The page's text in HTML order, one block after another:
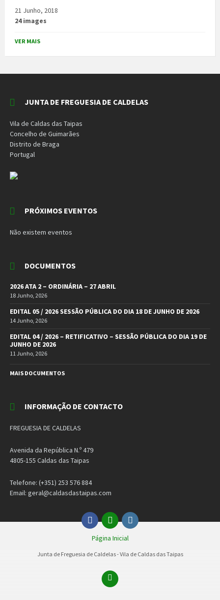
21 Junho, 2018
24 images
VER MAIS
JUNTA DE FREGUESIA DE CALDELAS
Vila de Caldas das Taipas
Concelho de Guimarães
Distrito de Braga
Portugal
PRÓXIMOS EVENTOS
Não existem eventos
DOCUMENTOS
2026 ATA 2 – ORDINÁRIA – 27 ABRIL
18 Junho, 2026
EDITAL 05 / 2026 SESSÃO PÚBLICA DO DIA 18 DE JUNHO DE 2026
14 Junho, 2026
EDITAL 04 / 2026 – RETIFICATIVO – SESSÃO PÚBLICA DO DIA 19 DE
JUNHO DE 2026
11 Junho, 2026
MAIS DOCUMENTOS
INFORMAÇÃO DE CONTACTO
FREGUESIA DE CALDELAS
Avenida da República N.º 479
4805-155 Caldas das Taipas
Telefone: (+351) 253 576 884
Email: geral@caldasdastaipas.com
Facebook
EmailInstagram
Página Inicial
Junta de Freguesia de Caldelas - Vila de Caldas das Taipas